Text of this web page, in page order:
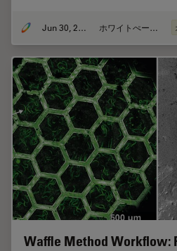
Jun 30, 2026 ホワイトぺーパー
Waffle Method Workflow: